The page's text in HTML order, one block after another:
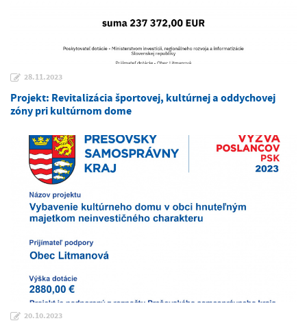
28.11.2023
Projekt: Revitalizácia športovej, kultúrnej a oddychovej
zóny pri kultúrnom dome
20.10.2023